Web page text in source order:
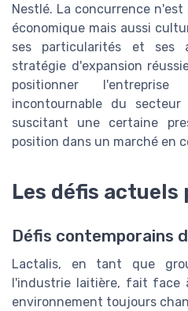
Nestlé. La concurrence
économique mais aussi
ses particularités et ses
stratégie d'expansion
positionner
incontournable du
suscitant une certaine
position dans un marché en
Les défis actuels
Défis contemporains
Lactalis, en tant que
l'industrie laitière, fait face
environnement toujours